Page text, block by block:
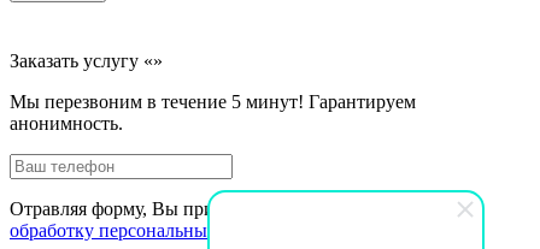
Заказать услугу «»
Мы перезвоним в течение 5 минут! Гарантируем
анонимность.
Отравляя форму, Вы принимаете условия Соглашенияна
обработку персональных данных